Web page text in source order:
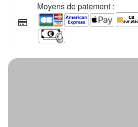
Moyens de paiement :